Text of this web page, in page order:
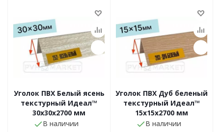
Уголок ПВХ Белый ясень
текстурный Идеал™
30x30х2700 мм
В наличии
Уголок ПВХ Дуб беленый
текстурный Идеал™
15x15х2700 мм
В наличии